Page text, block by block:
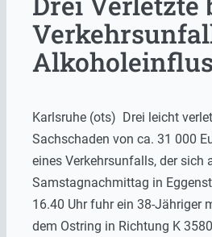
Karlsruhe (ots) Drei leicht
Sachschaden von ca. 31 000
eines Verkehrsunfalls, der sich
Samstagnachmittag in
16.40 Uhr fuhr ein 38-Jähriger
dem Ostring in Richtung K